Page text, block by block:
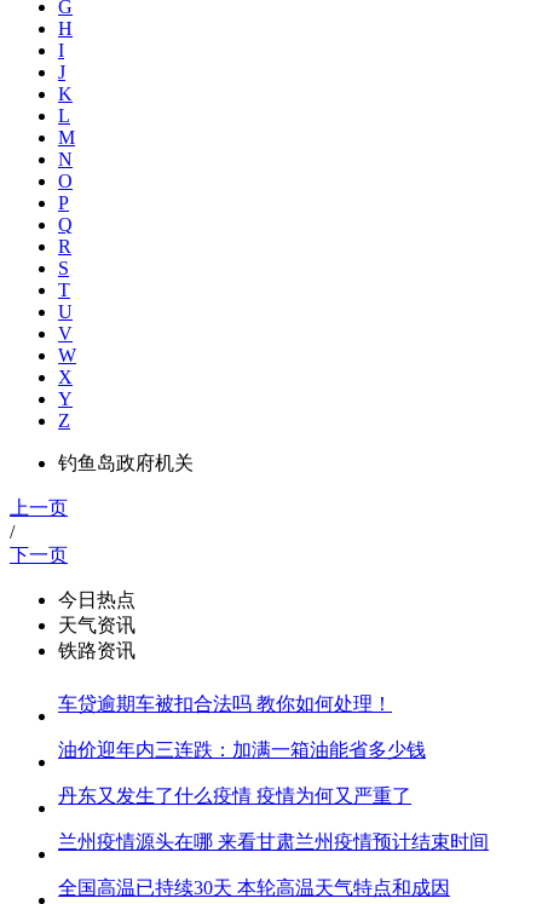
G
H
I
J
K
L
M
N
O
P
Q
R
S
T
U
V
W
X
Y
Z
钓鱼岛政府机关
上一页
/
下一页
今日热点
天气资讯
铁路资讯
车贷逾期车被扣合法吗 教你如何处理！
油价迎年内三连跌：加满一箱油能省多少钱
丹东又发生了什么疫情 疫情为何又严重了
兰州疫情源头在哪 来看甘肃兰州疫情预计结束时间
全国高温已持续30天 本轮高温天气特点和成因